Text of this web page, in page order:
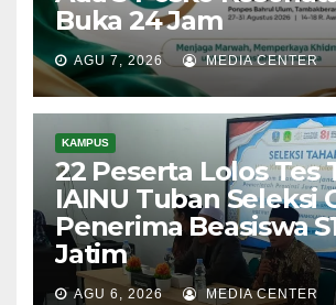
Buka 24 Jam
AGU 7, 2026 MEDIA CENTER
KAMPUS
22 Peserta Lolos Tes
IAINU Tuban Seleksi
Penerima Beasiswa
Jatim
AGU 6, 2026 MEDIA CENTER